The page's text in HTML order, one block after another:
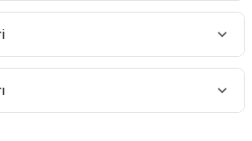
üretilen dişli
ve dayanıklı yapısıyla bilinir.
kullanımı son derece kolay